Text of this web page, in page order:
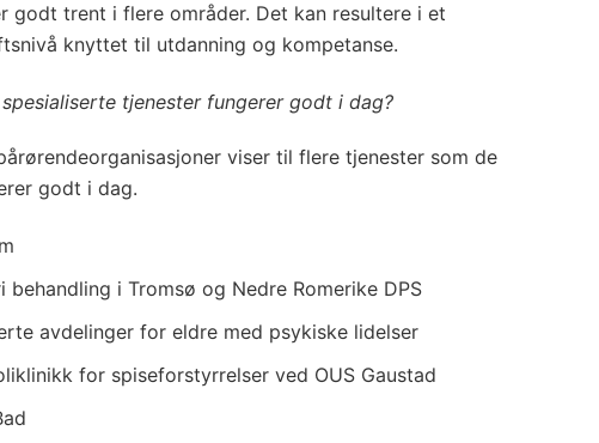
godt trent i flere områder. Det kan resultere i et
knyttet til utdanning og kompetanse.
tjenester fungerer godt i dag?
viser til flere tjenester som de
godt i dag.
behandling i Tromsø og Nedre Romerike DPS
avdelinger for eldre med psykiske lidelser
for spiseforstyrrelser ved OUS Gaustad